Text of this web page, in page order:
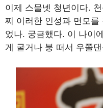
이제 스물넷 청년이다.
찌 이러한 인성과 면모를
었나. 궁금했다. 이 나이
게 굴거나 붕 떠서 우쭐